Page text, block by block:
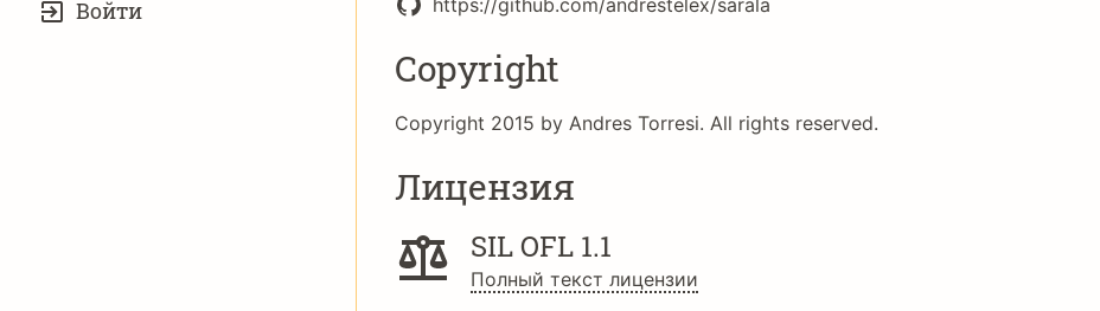
ЗАПИСЬ
Войти https://github.com/andrestelex/sarala
Copyright
Copyright 2015 by Andres Torresi. All rights reserved.
Лицензия
SIL OFL 1.1
Полный текст лицензии